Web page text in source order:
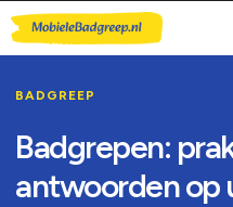
BADGREEP
Badgrepen:
antwoorden op